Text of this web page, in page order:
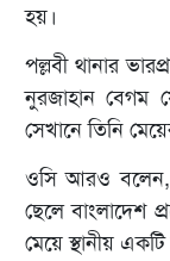
হয়।
পল্লবী থানার
নুরজাহান বেগম
সেখানে তিনি
ওসি আরও বলেন,
ছেলে বাংলাদেশ
মেয়ে স্থানীয়